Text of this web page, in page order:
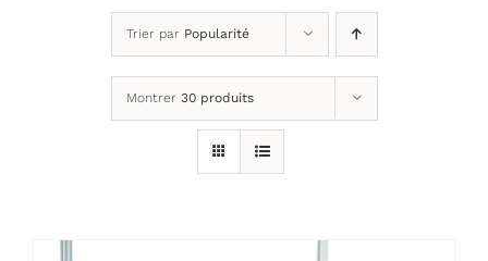
Trier par Popularité
Montrer 30 produits